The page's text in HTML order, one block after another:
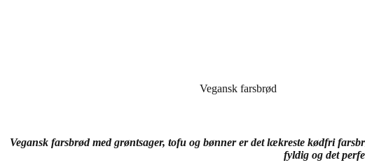
Vegansk farsbrød
Vegansk farsbrød med grøntsager, tofu og bønner er det lækreste kødfri
fyldig og det